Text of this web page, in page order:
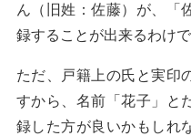
ん（旧姓：佐藤）が、「
録することが出来るわけで
ただ、戸籍上の氏と実印
すから、名前「花子」と
録した方が良いかもしれ